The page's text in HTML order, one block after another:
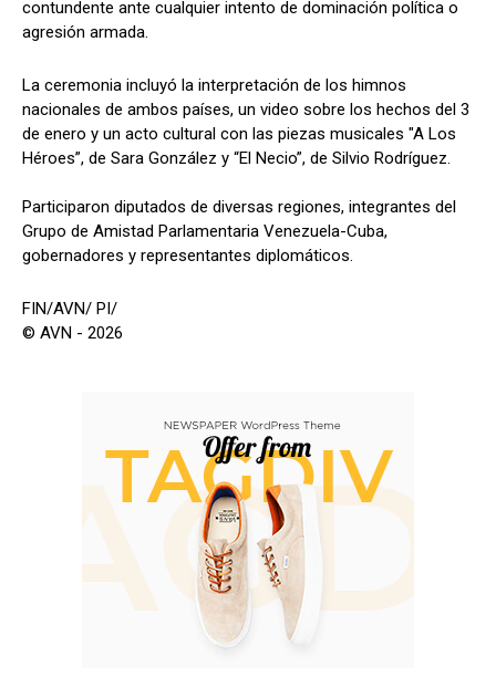
contundente ante cualquier intento de dominación política o
agresión armada.
La ceremonia incluyó la interpretación de los himnos
nacionales de ambos países, un video sobre los hechos del 3
de enero y un acto cultural con las piezas musicales "A Los
Héroes”, de Sara González y “El Necio”, de Silvio Rodríguez.
Participaron diputados de diversas regiones, integrantes del
Grupo de Amistad Parlamentaria Venezuela-Cuba,
gobernadores y representantes diplomáticos.
FIN/AVN/ PI/
© AVN - 2026